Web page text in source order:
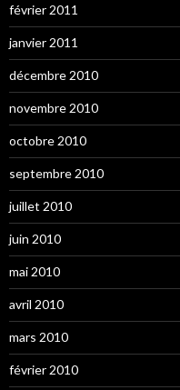
février 2011
janvier 2011
décembre 2010
novembre 2010
octobre 2010
septembre 2010
juillet 2010
juin 2010
mai 2010
avril 2010
mars 2010
février 2010